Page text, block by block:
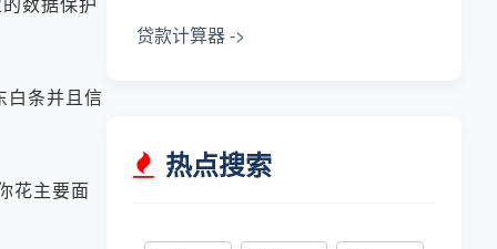
条并且信
花主要面
贷款计算器 ->
热点搜索